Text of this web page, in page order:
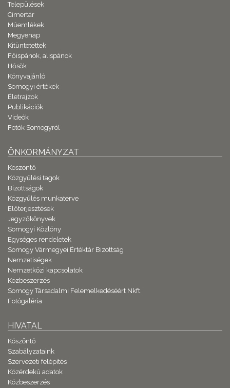
Települések
Címertár
Műemlékek
Megyenap
Kitüntetettek
Főispánok, alispánok
Hősök
Könyvajánló
Somogyi értékek
Életrajzok
Publikációk
Videók
Fotók Somogyról
ÖNKORMÁNYZAT
Köszöntő
Közgyűlési tagok
Bizottságok
Közgyűlés munkaterve
Előterjesztések
Jegyzőkönyvek
Somogyi Közlöny
Egységes rendeletek
Somogy Vármegyei Értéktár Bizottság
Nemzetiségek
Nemzetközi kapcsolatok
Közbeszerzés
Somogy Társadalmi Felemelkedéséért Nkft.
Fotógaléria
HIVATAL
Köszöntő
Szabályzataink
Szervezeti felépítés
Közérdekű adatok
Közbeszerzés